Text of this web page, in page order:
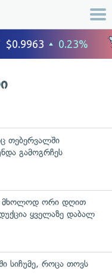
თებერვალში
გამოგრჩეს
მხოლოდ ორი დღით
ყველაზე დაბალ
სიჩუმე, როცა თოვს